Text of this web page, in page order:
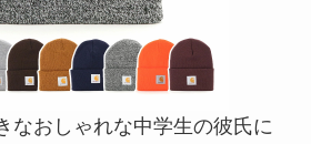
なおしゃれな中学生の彼氏に